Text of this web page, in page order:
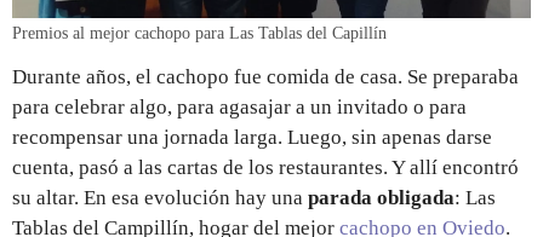
Premios al mejor cachopo para Las Tablas del Capillín
Durante años, el cachopo fue comida de casa. Se preparaba
para celebrar algo, para agasajar a un invitado o para
recompensar una jornada larga. Luego, sin apenas darse
cuenta, pasó a las cartas de los restaurantes. Y allí encontró
su altar. En esa evolución hay una parada obligada: Las
Tablas del Campillín, hogar del mejor cachopo en Oviedo.